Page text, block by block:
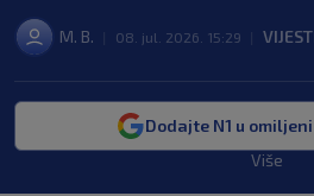
M. B. 08. jul. 2026. 15:29
Dodajte N1 u
Više